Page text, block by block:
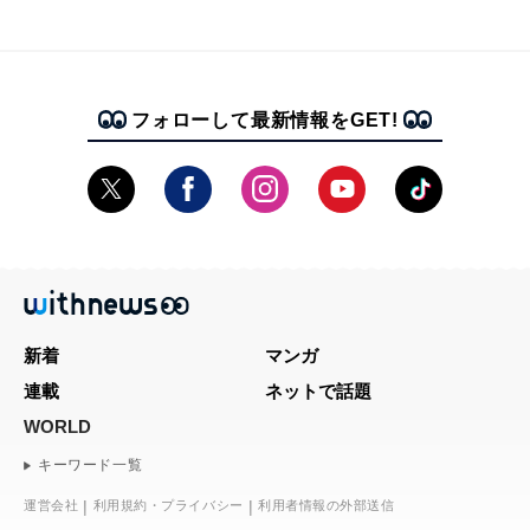
フォローして最新情報をGET!
新着
マンガ
連載
ネットで話題
WORLD
キーワード一覧
運営会社 利用規約・プライバシー 利用者情報の外部送信